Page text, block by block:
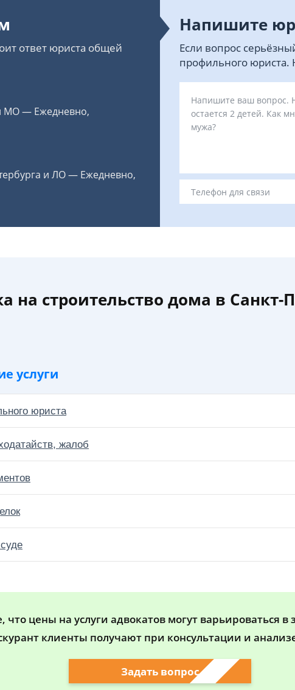
ответ юриста общей
МО — Ежедневно,
и ЛО — Ежедневно,
Напишите
Если вопрос
профильного юриста.
на строительство дома в Санкт-
услуги
юриста
жалоб
цены на услуги адвокатов могут варьироваться в
клиенты получают при консультации и
Задать вопрос